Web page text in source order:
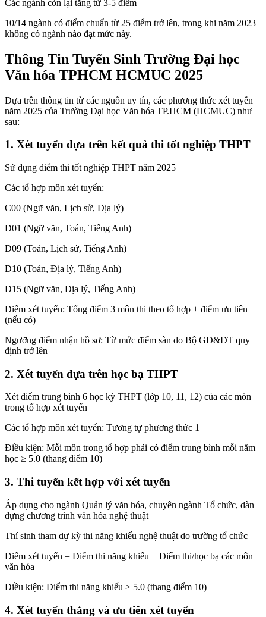
Các ngành còn lại tăng từ 3-5 điểm
10/14 ngành có điểm chuẩn từ 25 điểm trở lên, trong khi năm 2023
không có ngành nào đạt mức này.
Thông Tin Tuyển Sinh Trường Đại học
Văn hóa TPHCM HCMUC 2025
Dựa trên thông tin từ các nguồn uy tín, các phương thức xét tuyển
năm 2025 của Trường Đại học Văn hóa TP.HCM (HCMUC) như
sau:
1. Xét tuyển dựa trên kết quả thi tốt nghiệp THPT
Sử dụng điểm thi tốt nghiệp THPT năm 2025
Các tổ hợp môn xét tuyển:
C00 (Ngữ văn, Lịch sử, Địa lý)
D01 (Ngữ văn, Toán, Tiếng Anh)
D09 (Toán, Lịch sử, Tiếng Anh)
D10 (Toán, Địa lý, Tiếng Anh)
D15 (Ngữ văn, Địa lý, Tiếng Anh)
Điểm xét tuyển: Tổng điểm 3 môn thi theo tổ hợp + điểm ưu tiên
(nếu có)
Ngưỡng điểm nhận hồ sơ: Từ mức điểm sàn do Bộ GD&ĐT quy
định trở lên
2. Xét tuyển dựa trên học bạ THPT
Xét điểm trung bình 6 học kỳ THPT (lớp 10, 11, 12) của các môn
trong tổ hợp xét tuyển
Các tổ hợp môn xét tuyển: Tương tự phương thức 1
Điều kiện: Mỗi môn trong tổ hợp phải có điểm trung bình mỗi năm
học ≥ 5.0 (thang điểm 10)
3. Thi tuyển kết hợp với xét tuyển
Áp dụng cho ngành Quản lý văn hóa, chuyên ngành Tổ chức, dàn
dựng chương trình văn hóa nghệ thuật
Thí sinh tham dự kỳ thi năng khiếu nghệ thuật do trường tổ chức
Điểm xét tuyển = Điểm thi năng khiếu + Điểm thi/học bạ các môn
văn hóa
Điều kiện: Điểm thi năng khiếu ≥ 5.0 (thang điểm 10)
4. Xét tuyển thẳng và ưu tiên xét tuyển